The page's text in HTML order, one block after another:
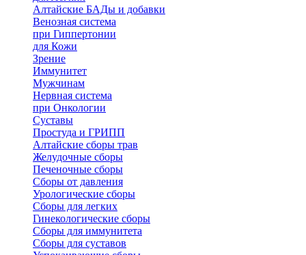
Алтайские БАДы и добавки
Венозная система
при Гиппертонии
для Кожи
Зрение
Иммунитет
Мужчинам
Нервная система
при Онкологии
Суставы
Простуда и ГРИПП
Алтайские сборы трав
Желудочные сборы
Печеночные сборы
Сборы от давления
Урологические сборы
Сборы для легких
Гинекологические сборы
Сборы для иммунитета
Сборы для суставов